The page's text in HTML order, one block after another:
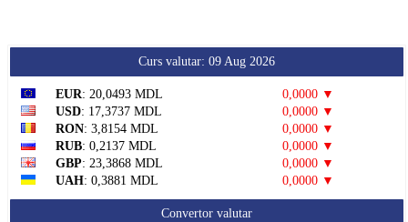
Curs valutar: 09 Aug 2026
EUR: 20,0493 MDL
0,0000 ▼
USD: 17,3737 MDL
0,0000 ▼
RON: 3,8154 MDL
0,0000 ▼
RUB: 0,2137 MDL
0,0000 ▼
GBP: 23,3868 MDL
0,0000 ▼
UAH: 0,3881 MDL 0,0000 ▼
Convertor valutar